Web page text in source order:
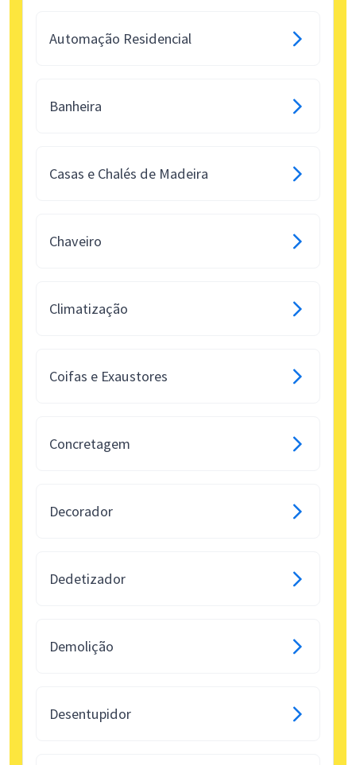
Automação Residencial
Banheira
Casas e Chalés de Madeira
Chaveiro
Climatização
Coifas e Exaustores
Concretagem
Decorador
Dedetizador
Demolição
Desentupidor